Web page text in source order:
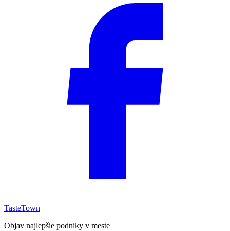
TasteTown
Objav najlepšie podniky v meste